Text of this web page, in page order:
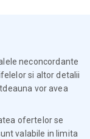
neconcordante
si altor detalii
vor avea
ofertelor se
valabile in limita